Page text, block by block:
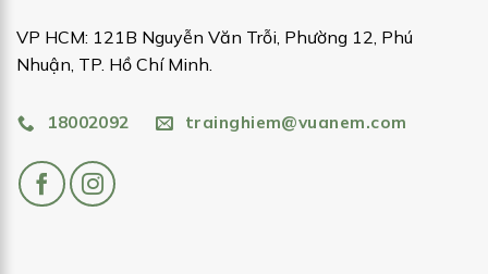
VP HCM: 121B Nguyễn Văn Trỗi, Phường 12, Phú
Nhuận, TP. Hồ Chí Minh.
18002092 trainghiem@vuanem.com